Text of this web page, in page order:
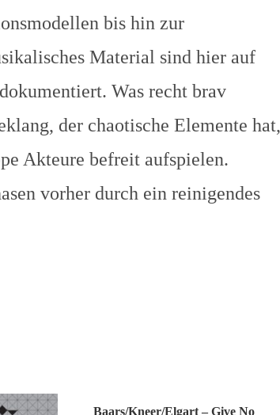
bis hin zur
Material sind hier auf
Was recht brav
der chaotische Elemente hat,
Akteure befreit aufspielen.
vorher durch ein reinigendes
Baars/Kneer/Elgart – Give No